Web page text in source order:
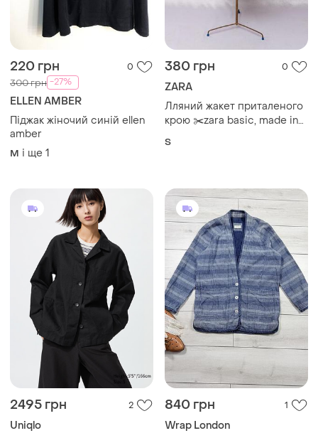
220 грн 0
300 грн -27%
ELLEN AMBER
Піджак жіночий синій ellen
amber
M і ще 1
380 грн 0
ZARA
Лляний жакет приталеного
крою ✂️zara basic, made in
vietnam 📍розмір eur s, usa
S
2495 грн 2
Uniqlo
840 грн 1
Wrap London